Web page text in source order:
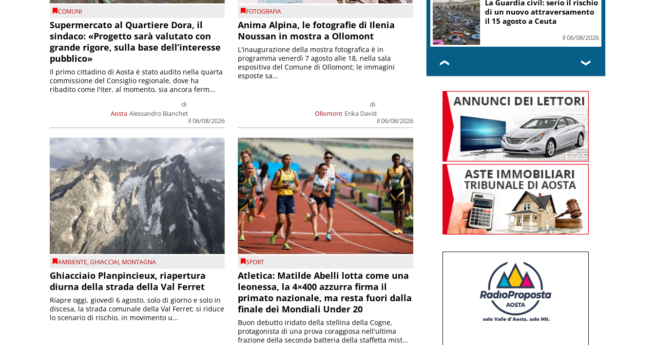
COMUNI
Supermercato al Quartiere Dora, il
sindaco: «Progetto sarà valutato con
grande rigore, sulla base dell’interesse
pubblico»
Aosta
di
Alessandro Bianchet
il 06/08/2026
Il primo cittadino di Aosta è stato audito nella quarta
commissione del Consiglio regionale, dove ha
ribadito come l'iter, al momento, sia ancora ferm...
FOTOGRAFIA
Anima Alpina, le fotografie di Ilenia
Noussan in mostra a Ollomont
Ollomont
di
Erika David
il 06/08/2026
L'inaugurazione della mostra fotografica è in
programma venerdì 7 agosto alle 18, nella sala
espositiva del Comune di Ollomont; le immagini
esposte sa...
AMBIENTE,GHIACCIAI, MONTAGNA
Ghiacciaio Planpincieux, riapertura
diurna della strada della Val Ferret
Riapre oggi, giovedì 6 agosto, solo di giorno e solo in
discesa, la strada comunale della Val Ferret; si riduce
lo scenario di rischio, in movimento u...
SPORT
Atletica: Matilde Abelli lotta come una
leonessa, la 4×400 azzurra firma il
primato nazionale, ma resta fuori dalla
finale dei Mondiali Under 20
Buon debutto iridato della stellina della Cogne,
protagonista di una prova coraggiosa nell'ultima
frazione della seconda batteria della staffetta mist...
Covid, Conte: mai commessi
illeciti, potete scavare quanto
volete
il 06/08/2026
❮ ❯